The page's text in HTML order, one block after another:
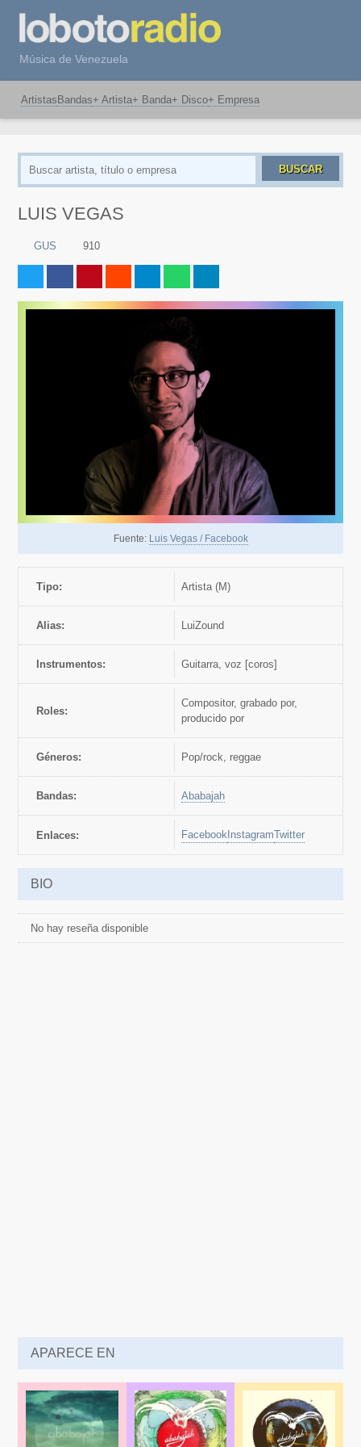
Música de Venezuela
Artistas Bandas+ Artista+ Banda+ Disco+ Empresa
BUSCAR
LUIS VEGAS
GUS 910
Fuente: Luis Vegas / Facebook
Tipo: artista (M)
Alias: LuiZound
Instrumentos: Guitarra, voz [coros]
Roles:
Compositor, grabado por,
producido por
Géneros: pop/rock, reggae
Bandas: Ababajah
Enlaces: Facebook InstagramTwitter
BIO
No hay reseña disponible
APARECE EN